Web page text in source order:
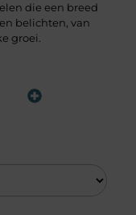
die een breed
belichten, van
groei.